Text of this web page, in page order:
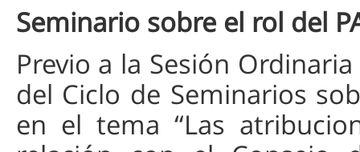
Seminario sobre el rol del
Previo a la Sesión
del Ciclo de Seminarios
en el tema “Las